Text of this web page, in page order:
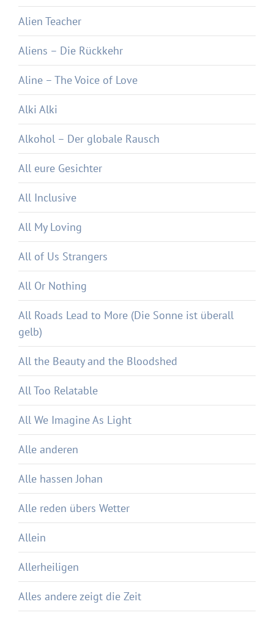
Alien Teacher
Aliens – Die Rückkehr
Aline – The Voice of Love
Alki Alki
Alkohol – Der globale Rausch
All eure Gesichter
All Inclusive
All My Loving
All of Us Strangers
All Or Nothing
All Roads Lead to More (Die Sonne ist überall
gelb)
All the Beauty and the Bloodshed
All Too Relatable
All We Imagine As Light
Alle anderen
Alle hassen Johan
Alle reden übers Wetter
Allein
Allerheiligen
Alles andere zeigt die Zeit